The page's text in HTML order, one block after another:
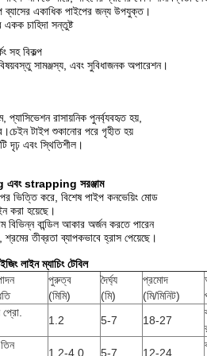
ব্যাসের একাধিক পাইপের জন্য উপযুক্ত।
চাহিদা সন্তুষ্ট
সহ বিকল্প
সামঞ্জস্য, এবং সুবিধাজনক অপারেশন।
প্যাসিভেশন রাসায়নিক পুনর্ব্যবহৃত হয়,
টাইপ শুকানোর পরে গৃহীত হয়
দৃঢ় এবং স্থিতিশীল।
এবং strapping সরঞ্জাম
ভিত্তি করে, বিশেষ পাইপ কনভেয়িং মোড
করা হয়েছে।
বান্ডিল আকার অর্জন করতে পারেন
তীব্রতা ব্যাপকভাবে হ্রাস পেয়েছে।
লাইন ম্যাচিং টেবিল
পুরুত্ব
(মিমি)
দৈর্ঘ্য
(মি)
প্রমোদ
(মি/মিনিট)
প্রো.
1.2 5-7 18-27
1.2-4.0 5-7 12-24